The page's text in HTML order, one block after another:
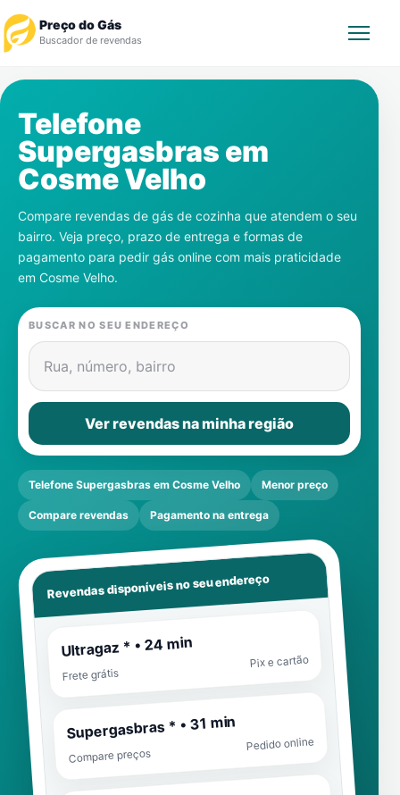
Preço do Gás
Buscador de revendas
Revendedor
Notícias
Cadastre-se
Gás
Contatos
Telefone
Supergasbras em
Cosme Velho
Compare revendas de gás de cozinha que atendem o seu
bairro. Veja preço, prazo de entrega e formas de
pagamento para pedir gás online com mais praticidade
em Cosme Velho.
BUSCAR NO SEU ENDEREÇO
Rua, número, bairro
Ver revendas na minha região
Telefone Supergasbras em Cosme Velho Menor preço
Compare revendas Pagamento na entrega
Revendas disponíveis no seu endereço
Ultragaz * • 24 min
Frete grátis
Pix e cartão
Supergasbras * • 31 min
Compare preços
Pedido online